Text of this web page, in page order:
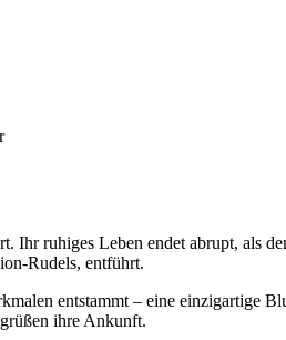
ruhiges Leben endet abrupt, als
Rudels, entführt.
entstammt – eine einzigartige
ihre Ankunft.